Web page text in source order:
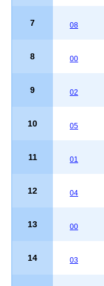
7 08
8 00
9 02
10 05
11 01
12 04
13 00
14 03